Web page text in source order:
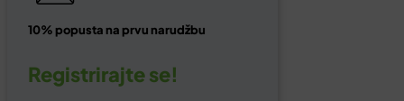
10% popusta na prvu narudžbu
Registrirajte se!